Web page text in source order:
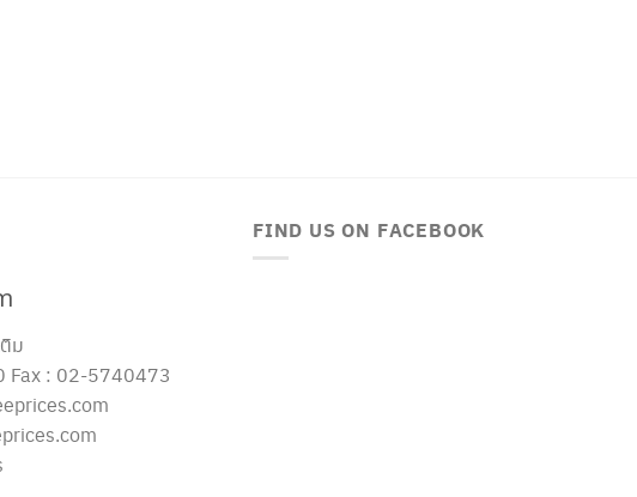
ม
Fax : 02-5740473
FIND US ON FACEBOOK